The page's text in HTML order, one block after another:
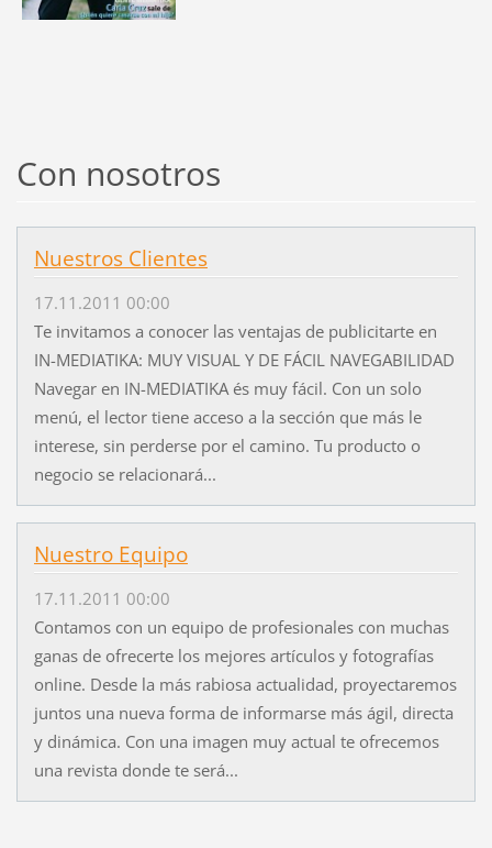
Con nosotros
Nuestros Clientes
17.11.2011 00:00
Te invitamos a conocer las ventajas de publicitarte en
IN-MEDIATIKA: MUY VISUAL Y DE FÁCIL NAVEGABILIDAD
Navegar en IN-MEDIATIKA és muy fácil. Con un solo
menú, el lector tiene acceso a la sección que más le
interese, sin perderse por el camino. Tu producto o
negocio se relacionará...
Nuestro Equipo
17.11.2011 00:00
Contamos con un equipo de profesionales con muchas
ganas de ofrecerte los mejores artículos y fotografías
online. Desde la más rabiosa actualidad, proyectaremos
juntos una nueva forma de informarse más ágil, directa
y dinámica. Con una imagen muy actual te ofrecemos
una revista donde te será...